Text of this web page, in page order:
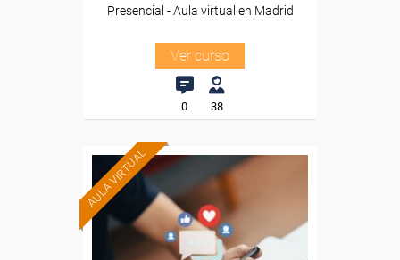
Presencial - Aula virtual en Madrid
Ver curso
0 38
AULA VIRTUAL